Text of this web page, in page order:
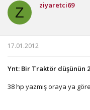
Z ziyaretci69
17.01.2012
Ynt: Bir Traktör düşünün
38 hp yazmış oraya ya